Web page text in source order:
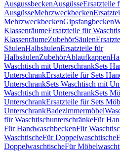
AusgussbeckenAusgüsseErsatzteile
AusgüsseMehrzweckbecken
MehrzweckbeckenGipsfangbecken
KlassenräumeErsatzteile für
KlassenräumeZubehörSäulen
SäulenHalbsäulenErsatzteile für
HalbsäulenZubehörAblaufkappen
Waschtisch mit UnterschrankSets
UnterschrankErsatzteile für Sets
UnterschrankSets Waschtisch mit
Waschtisch mit UnterschrankSets
UnterschrankErsatzteile für Sets
UnterschrankBadezimmermöbel
für WaschtischunterschränkeFür
Für HandwaschbeckenFür
WaschtischeFür Doppelwaschtische
DoppelwaschtischeFür